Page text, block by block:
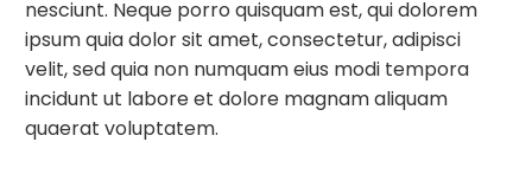
nesciunt. Neque porro quisquam est, qui dolorem
ipsum quia dolor sit amet, consectetur, adipisci
velit, sed quia non numquam eius modi tempora
incidunt ut labore et dolore magnam aliquam
quaerat voluptatem.